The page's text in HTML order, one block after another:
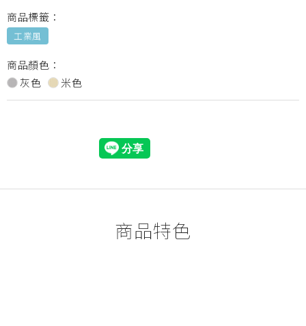
商品標籤：
工業風
商品顏色：
灰色
米色
商品特色